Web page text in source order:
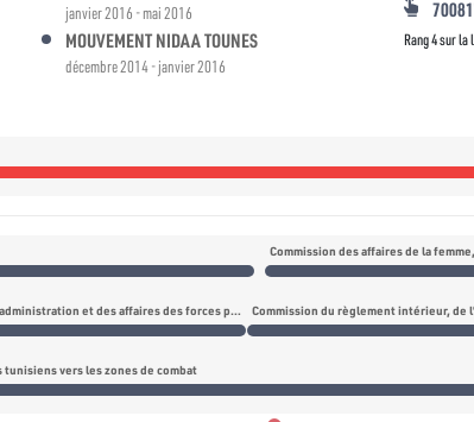
janvier 2016 - mai 2016
MOUVEMENT NIDAA TOUNES
décembre 2014 - janvier 2016
Rang 4 sur la
Commission de l’organisation de l’administration et des affaires des forces portant d’armes
vers les zones de combat